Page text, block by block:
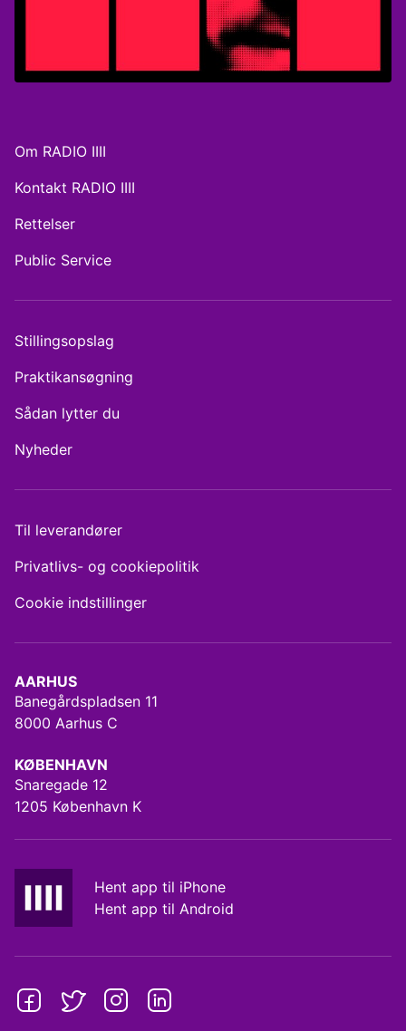
AARHUS
Banegårdspladsen 11
8000 Aarhus C
KØBENHAVN
Snaregade 12
1205 København K
Hent app til iPhone
Hent app til Android
Om RADIO IIII
Kontakt RADIO IIII
Rettelser
Public Service
Stillingsopslag
Praktikansøgning
Sådan lytter du
Nyheder
Til leverandører
Privatlivs- og cookiepolitik
Cookie indstillinger